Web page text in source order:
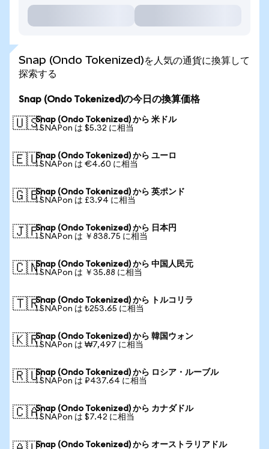
Snap (Ondo Tokenized)を人気の通貨に換算して
探索する
Snap (Ondo Tokenized)の今日の換算価格
🇺🇸Snap (Ondo Tokenized) から 米ドル
1 SNAPon は $5.32 に相当
🇪🇺Snap (Ondo Tokenized) から ユーロ
1 SNAPon は €4.60 に相当
🇬🇧Snap (Ondo Tokenized) から 英ポンド
1 SNAPon は £3.94 に相当
🇯🇵Snap (Ondo Tokenized) から 日本円
1 SNAPon は ￥838.75 に相当
🇨🇳Snap (Ondo Tokenized) から 中国人民元
1 SNAPon は ￥35.88 に相当
🇹🇷Snap (Ondo Tokenized) から トルコリラ
1 SNAPon は ₺253.65 に相当
🇰🇷Snap (Ondo Tokenized) から 韓国ウォン
1 SNAPon は ₩7,497 に相当
🇷🇺Snap (Ondo Tokenized) から ロシア・ルーブル
1 SNAPon は ₽437.64 に相当
🇨🇦Snap (Ondo Tokenized) から カナダドル
1 SNAPon は $7.42 に相当
Snap (Ondo Tokenized) から オーストラリアドル